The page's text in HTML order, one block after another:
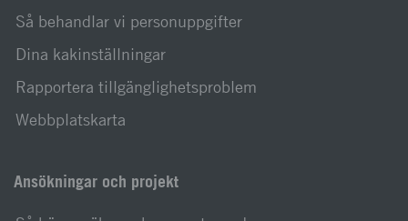
Så behandlar vi personuppgifter
Dina kakinställningar
Rapportera tillgänglighetsproblem
Webbplatskarta
Ansökningar och projekt